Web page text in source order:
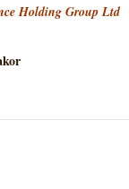
Holding Group Ltd